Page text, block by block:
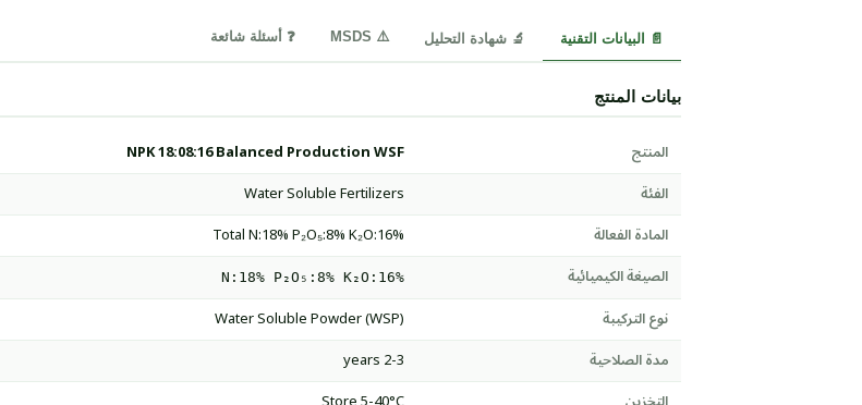
📄 البيانات التقنية 🔬 شهادة التحليل ⚠️ MSDS ❓ أسئلة شائعة
بيانات المنتج
المنتج
NPK 18:08:16 Balanced Production WSF
الفئة
Water Soluble Fertilizers
المادة الفعالة
Total N:18% P₂O₅:8% K₂O:16%
الصيغة الكيميائية
N:18% P₂O₅:8% K₂O:16%
نوع التركيبة
Water Soluble Powder (WSP)
مدة الصلاحية
2-3 years